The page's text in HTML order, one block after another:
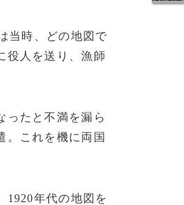
当時、どの地図で
役人を送り、漁師
ったと不満を漏ら
。これを機に両国
年代の地図を